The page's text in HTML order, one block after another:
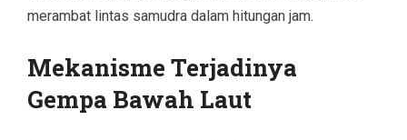
merambat lintas samudra dalam hitungan jam.
Mekanisme Terjadinya
Gempa Bawah Laut